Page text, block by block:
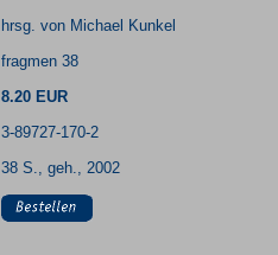
hrsg. von Michael Kunkel
fragmen 38
8.20 EUR
3-89727-170-2
38 S., geh., 2002